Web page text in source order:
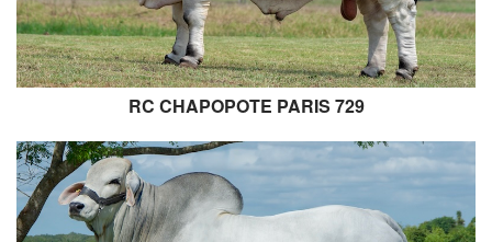
RC CHAPOPOTE PARIS 729